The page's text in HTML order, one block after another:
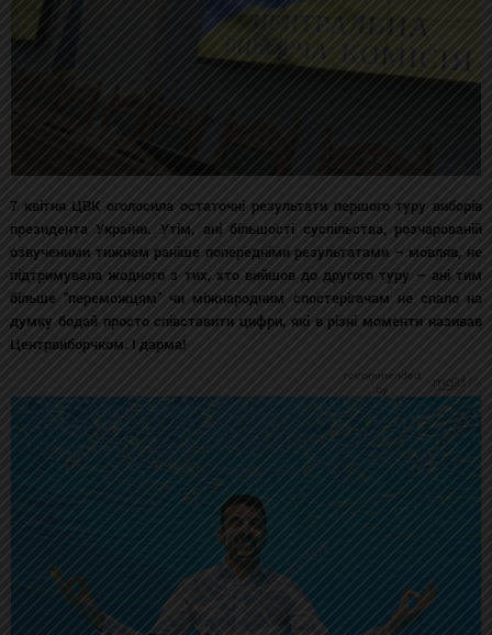
7 квітня ЦВК оголосила остаточні результати першого туру виборів
президента України. Утім, ані більшості суспільства, розчарованій
озвученими тижнем раніше попередніми результатами – мовляв, не
підтримувала жодного з тих, хто вийшов до другого туру – ані тим
більше "переможцям" чи міжнародним спостерігачам не спало на
думку бодай просто співставити цифри, які в різні моменти називав
Центрвиборчком. І дарма!